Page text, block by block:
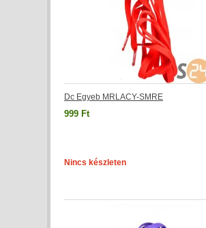
Dc Egyeb MRLACY-SMRE
999 Ft
Nincs készleten